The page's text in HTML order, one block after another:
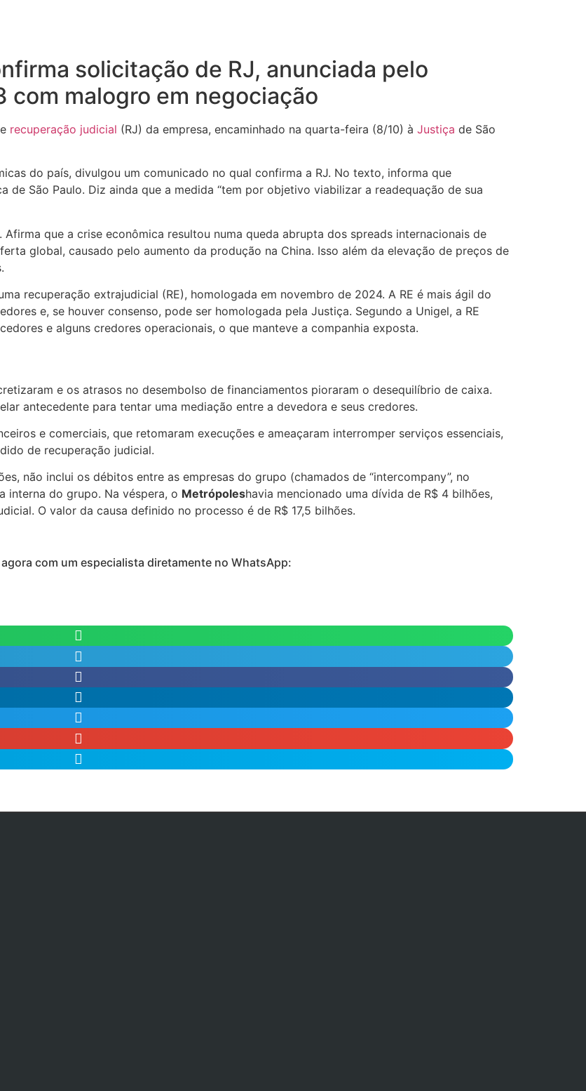
solicitação de RJ, anunciada pelo
malogro em negociação
recuperação judicial (RJ) da empresa, encaminhado na quarta-feira (8/10) à Justiça de São
do país, divulgou um comunicado no qual confirma a RJ. No texto, informa que
de São Paulo. Diz ainda que a medida “tem por objetivo viabilizar a readequação de sua
que a crise econômica resultou numa queda abrupta dos spreads internacionais de
global, causado pelo aumento da produção na China. Isso além da elevação de preços de
recuperação extrajudicial (RE), homologada em novembro de 2024. A RE é mais ágil do
e, se houver consenso, pode ser homologada pela Justiça. Segundo a Unigel, a RE
e alguns credores operacionais, o que manteve a companhia exposta.
e os atrasos no desembolso de financiamentos pioraram o desequilíbrio de caixa.
antecedente para tentar uma mediação entre a devedora e seus credores.
e comerciais, que retomaram execuções e ameaçaram interromper serviços essenciais,
de recuperação judicial.
não inclui os débitos entre as empresas do grupo (chamados de “intercompany”, no
interna do grupo. Na véspera, o Metrópoleshavia mencionado uma dívida de R$ 4 bilhões,
O valor da causa definido no processo é de R$ 17,5 bilhões.
com um especialista diretamente no WhatsApp: